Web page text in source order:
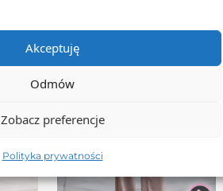
Akceptuję
Odmów
Zobacz preferencje
Polityka prywatności